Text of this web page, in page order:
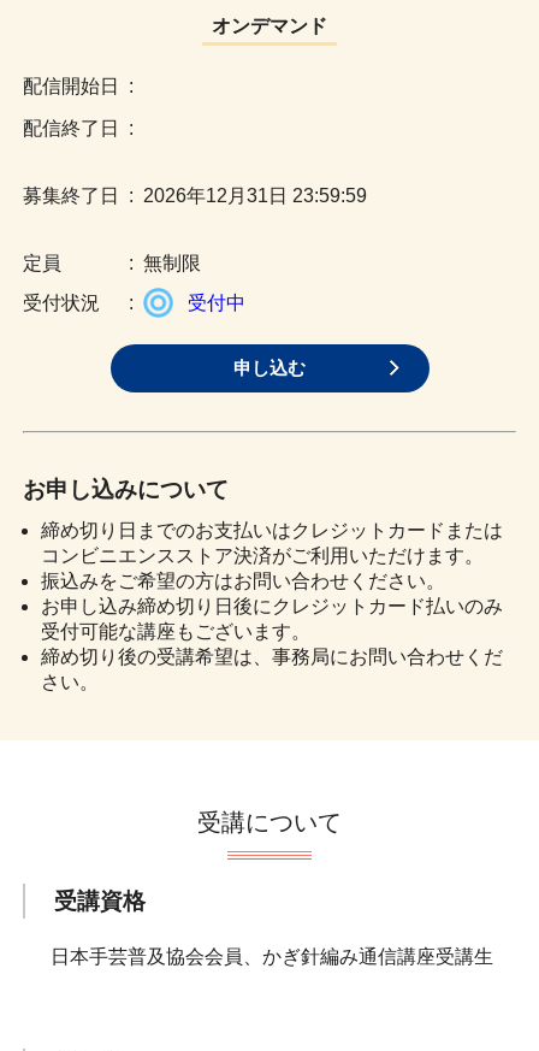
オンデマンド
:
:
: 2026年12月31日 23:59:59
: 無制限
:
受付中
申し込む
お申し込みについて
締め切り日までのお支払いはクレジットカードまたは
コンビニエンスストア決済がご利用いただけます。
振込みをご希望の方はお問い合わせください。
お申し込み締め切り日後にクレジットカード払いのみ
受付可能な講座もございます。
締め切り後の受講希望は、事務局にお問い合わせくだ
さい。
受講について
受講資格
日本手芸普及協会会員、かぎ針編み通信講座受講生